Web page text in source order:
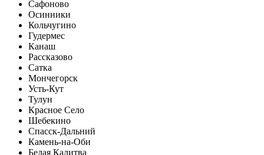
Сафоново
Осинники
Кольчугино
Гудермес
Канаш
Рассказово
Сатка
Мончегорск
Усть-Кут
Тулун
Красное Село
Шебекино
Спасск-Дальний
Камень-на-Оби
Белая Калитва